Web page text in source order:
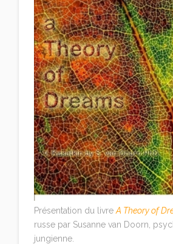
Présentation du livreA Theory of
russe par Susanne van Doorn,
jungienne.